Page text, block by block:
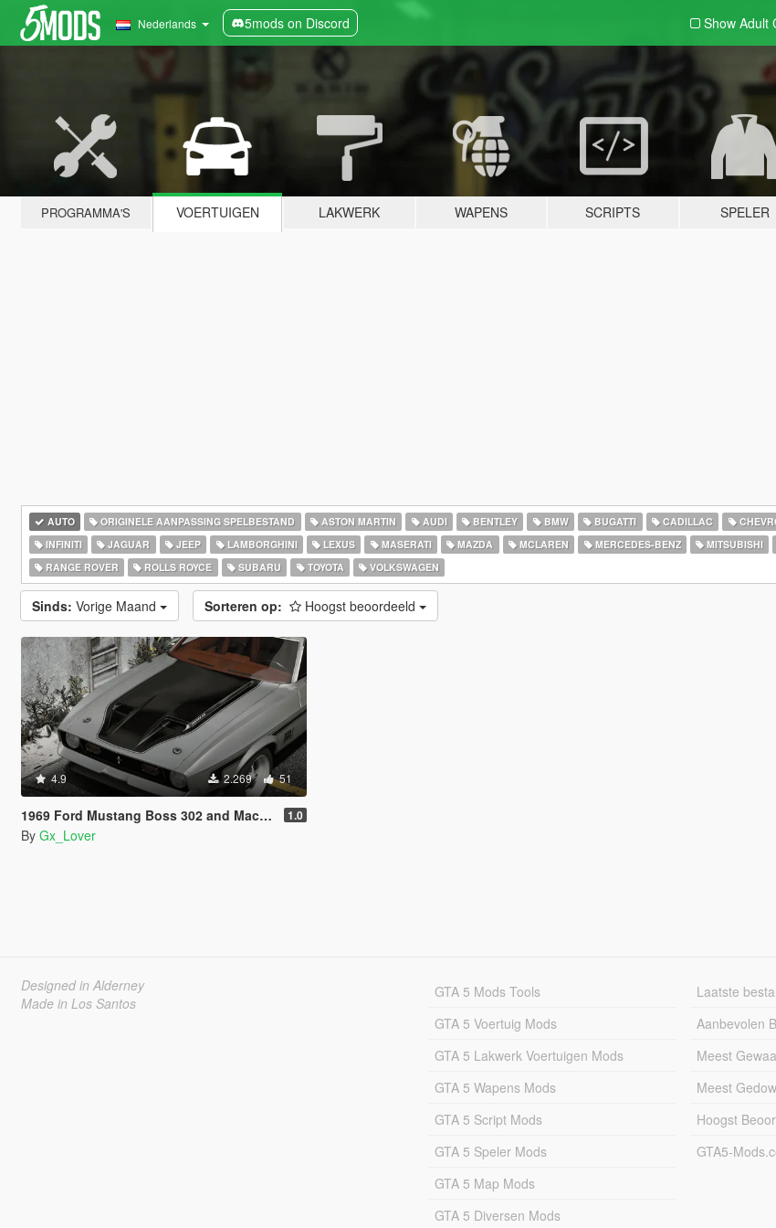
Nederlands 5mods on Discord Show Adult
PROGRAMMA'S VOERTUIGEN LAKWERK WAPENS SCRIPTS SPELER
AUTO ORIGINELE AANPASSING SPELBESTAND ASTON MARTIN AUDI BENTLEY BMW BUGATTI CADILLAC
INFINITI
JAGUAR JEEP LAMBORGHINI LEXUS MASERATI MAZDA MCLAREN MERCEDES-BENZ MITSUBISHI
RANGE ROVER
ROLLS ROYCE SUBARU TOYOTA VOLKSWAGEN
Sinds: Vorige Maand Sorteren op: Hoogst beoordeeld
4.9 2.269 51
1969 Ford Mustang Boss 302 and Mach1 Pack [Add-On | Template] 1.0
By Gx_Lover
Designed in Alderney
Made in Los Santos
GTA 5 Mods Tools
GTA 5 Voertuig Mods
GTA 5 Lakwerk Voertuigen Mods
GTA 5 Wapens Mods
GTA 5 Script Mods
GTA 5 Speler Mods
GTA 5 Map Mods
GTA 5 Diversen Mods
Laatste
Aanbevolen
Meest
Meest
Hoogst
GTA5-